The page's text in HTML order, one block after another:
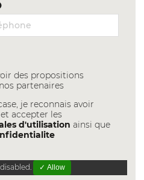
des propositions
partenaires
je reconnais avoir
accepter les
d'utilisation ainsi que
✓ Allow